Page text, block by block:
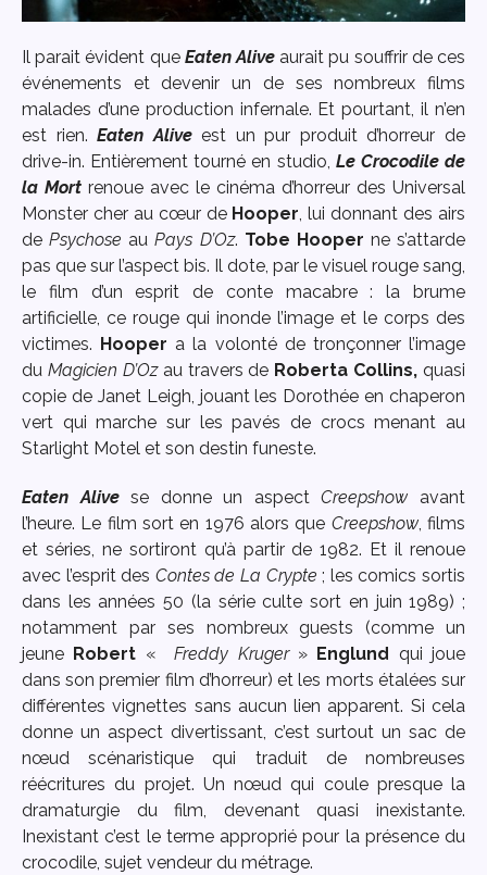
Il parait évident que Eaten Alive aurait pu souffrir de ces
événements et devenir un de ses nombreux films
malades d’une production infernale. Et pourtant, il n’en
est rien.Eaten Aliveest un pur produit d’horreur de
drive-in. Entièrement tourné en studio, Le Crocodile de
la Mort renoue avec le cinéma d’horreur des Universal
Monster cher au cœur de Hooper, lui donnant des airs
dePsychose auPays D’Oz. Tobe Hooper ne s’attarde
pas que sur l’aspect bis. Il dote, par le visuel rouge sang,
le film d’un esprit de conte macabre : la brume
artificielle, ce rouge qui inonde l’image et le corps des
victimes. Hooper a la volonté de tronçonner l’image
du Magicien D’Ozau travers de Roberta Collins, quasi
copie de Janet Leigh, jouant les Dorothée en chaperon
vert qui marche sur les pavés de crocs menant au
Starlight Motel et son destin funeste.
Eaten Alivese donne un aspectCreepshow avant
l’heure. Le film sort en 1976 alors que Creepshow, films
et séries, ne sortiront qu’à partir de 1982. Et il renoue
avec l’esprit des Contes de La Crypte ; les comics sortis
dans les années 50 (la série culte sort en juin 1989) ;
notamment par ses nombreux guests (comme un
jeune Robert «Freddy Kruger» Englund qui joue
dans son premier film d’horreur) et les morts étalées sur
différentes vignettes sans aucun lien apparent. Si cela
donne un aspect divertissant, c’est surtout un sac de
nœud scénaristique qui traduit de nombreuses
réécritures du projet. Un nœud qui coule presque la
dramaturgie du film, devenant quasi inexistante.
Inexistant c’est le terme approprié pour la présence du
crocodile, sujet vendeur du métrage.